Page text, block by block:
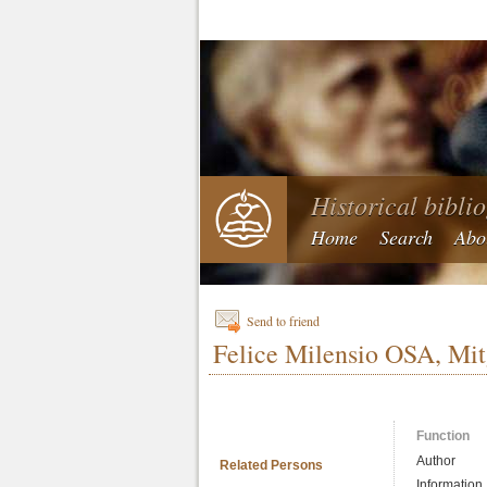
Historical
Home Search
Send to friend
Felice Milensio OSA,
Related Persons
Function
Author